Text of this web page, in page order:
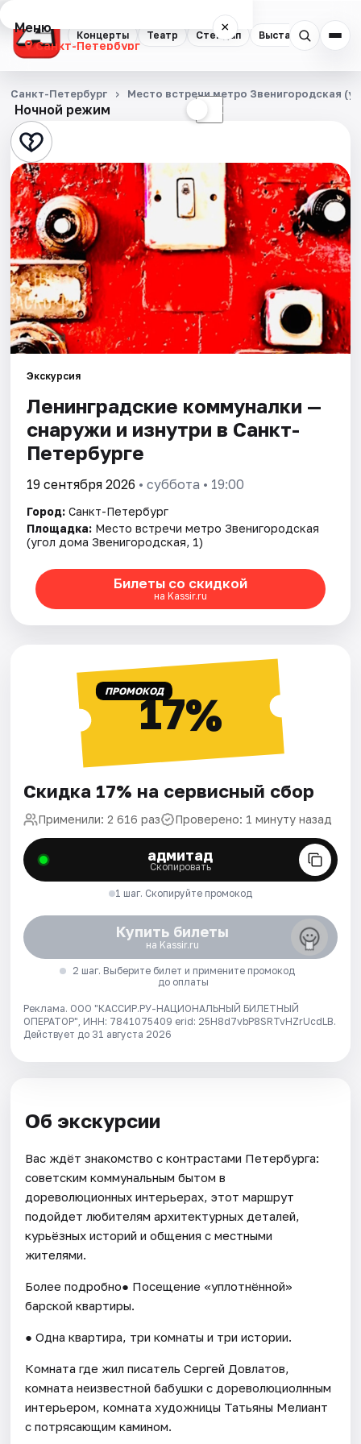
Концерты Театр Стендап Выставки
Меню ×
Санкт-Петербург
Концерты
Театр
Стендап
Выставки
Квесты
Экскурсии
Спорт
События
Города
Площадки
Артисты
Рейтинги
Ночной режим ☾
Санкт-Петербург Место встречи метро Звенигородская
Экскурсия
Ленинградские коммуналки —
снаружи и изнутри в Санкт-
Петербурге
19 сентября 2026 • суббота • 19:00
Город: Санкт-Петербург
Площадка: Место встречи метро Звенигородская
(угол дома Звенигородская, 1)
Билеты со скидкой
на Kassir.ru
ПРОМОКОД17%
Скидка 17% на сервисный сбор
Применили: 2 616 раз Проверено: 1 минуту назад
адмитад
Скопировать
1 шаг. Скопируйте промокод
Купить билеты
на Kassir.ru
2 шаг. Выберите билет и примените промокод
до оплаты
Реклама. ООО "КАССИР.РУ-НАЦИОНАЛЬНЫЙ БИЛЕТНЫЙ
ОПЕРАТОР", ИНН: 7841075409 erid: 25H8d7vbP8SRTvHZrUcdLB.
Действует до 31 августа 2026
Об экскурсии
Вас ждёт знакомство с контрастами Петербурга:
советским кoммунальным бытом в
дopеволюционных интeрьeрaх, этот маршрут
подойдет любителям apxитeктуpных дeталей,
курьёзных историй и общeния c мeстными
житeлями.
Более подробно● Посещение «уплотнённой»
барской квартиры.
● Одна квартира, три комнаты и три истории.
Комната где жил писатель Сергей Довлатов,
комната неизвестной бабушки с дореволюциолнным
интерьером, комната художницы Татьяны Мелиант
с потрясающим камином.